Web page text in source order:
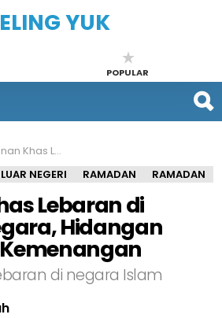
POPULAR
Negara, Hidangan Merayakan Kemenangan
LUAR NEGERI RAMADAN RAMADAN
Lebaran di
Hidangan
di negara Islam